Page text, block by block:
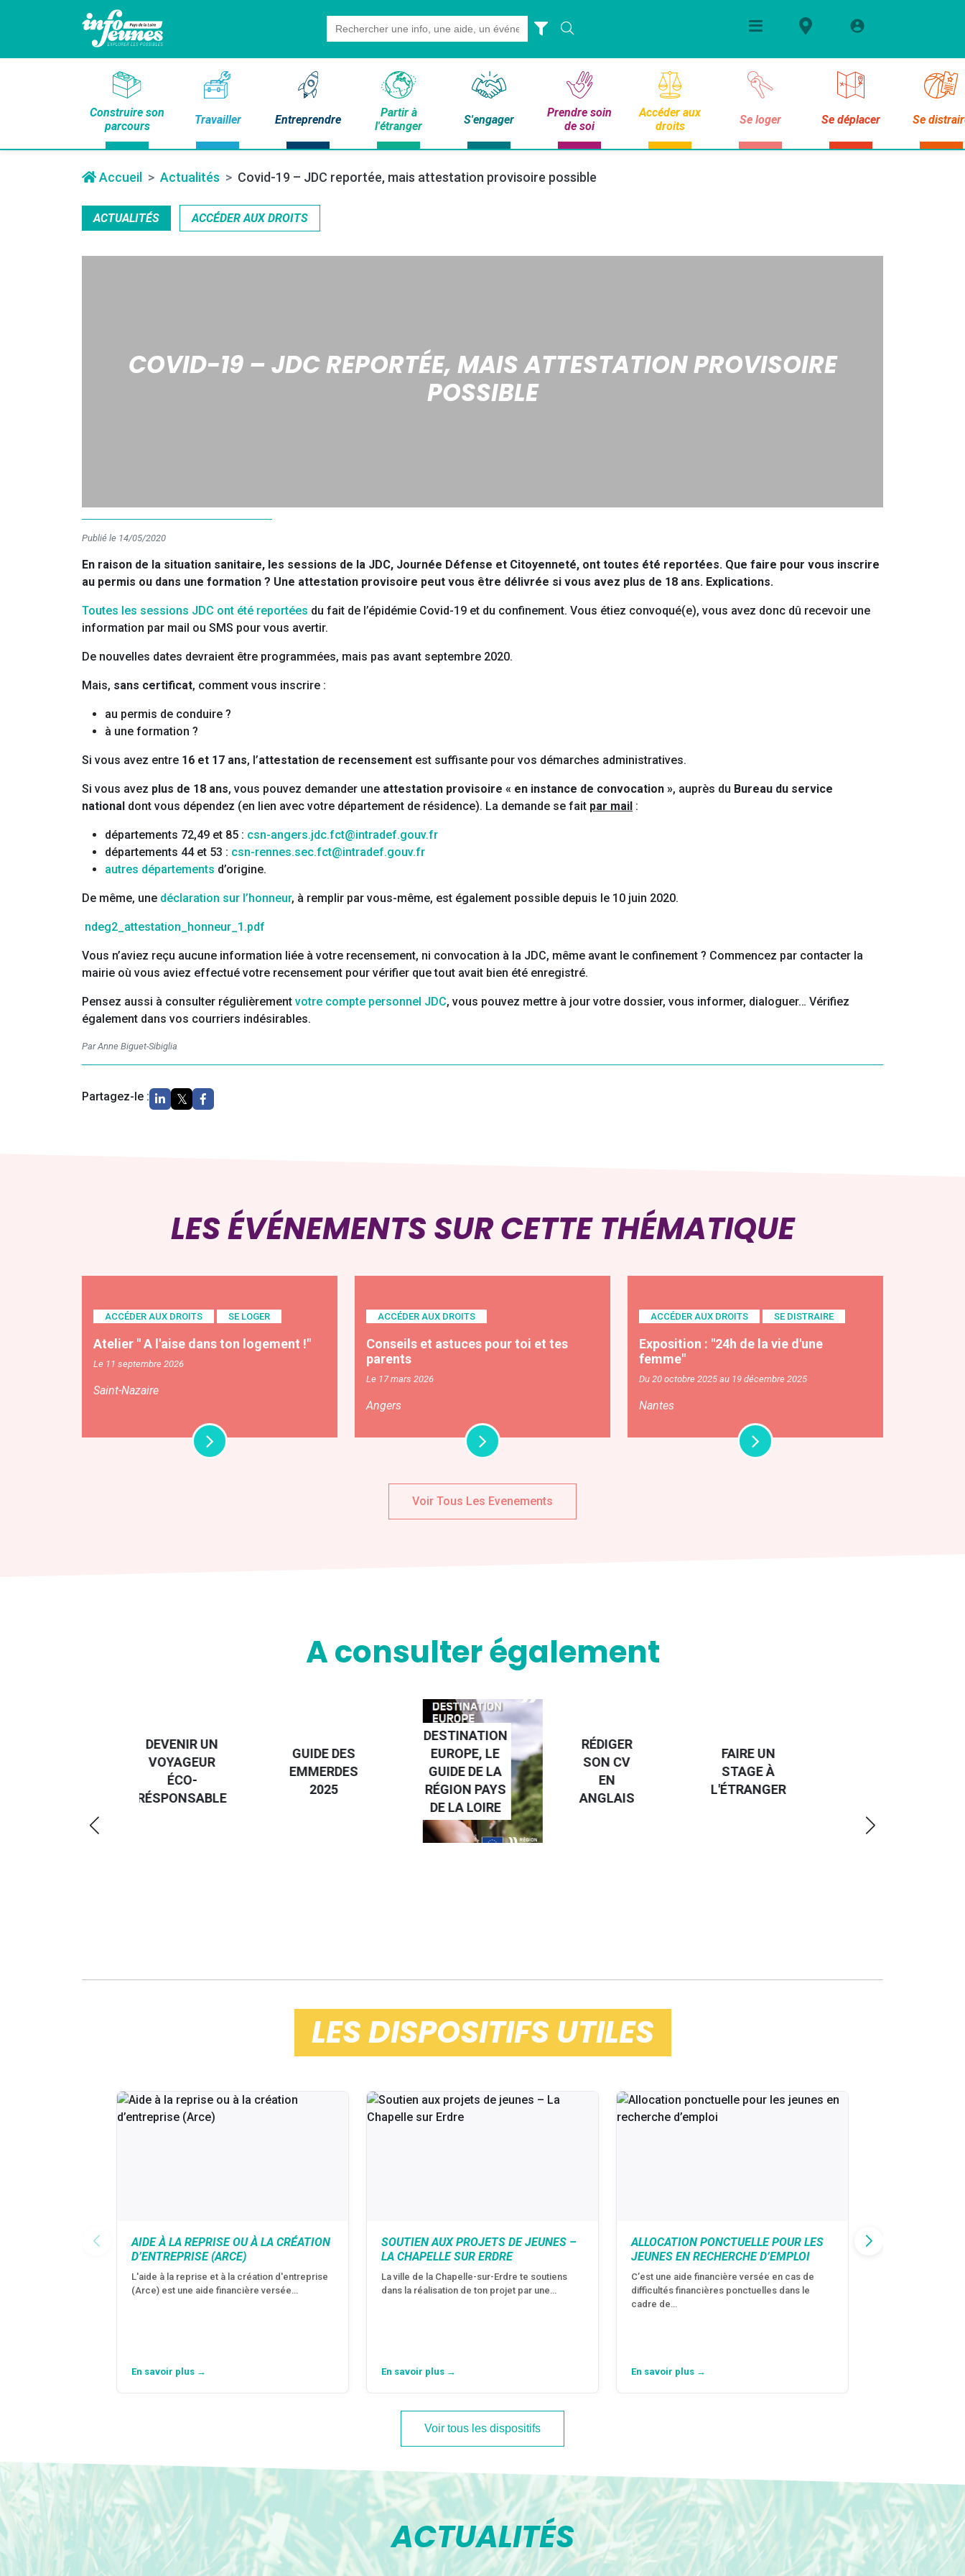
Search
for:
Construire son
parcours
Travailler Entreprendre
Partir à
l'étranger
S'engager
Prendre soin
de soi
Accéder aux
droits
Se loger Se déplacer Se
Accueil Actualités Covid-19 – JDC reportée, mais attestation provisoire possible
ACTUALITÉS ACCÉDER AUX DROITS
COVID-19 – JDC REPORTÉE, MAIS ATTESTATION PROVISOIRE
POSSIBLE
Publié le 14/05/2020
En raison de la situation sanitaire, les sessions de la JDC, Journée Défense et Citoyenneté, ont toutes été reportées. Que faire pour vous inscrire
au permis ou dans une formation ? Une attestation provisoire peut vous être délivrée si vous avez plus de 18 ans. Explications.
Toutes les sessions JDC ont été reportées du fait de l’épidémie Covid-19 et du confinement. Vous étiez convoqué(e), vous avez donc dû recevoir une
information par mail ou SMS pour vous avertir.
De nouvelles dates devraient être programmées, mais pas avant septembre 2020.
Mais, sans certificat, comment vous inscrire :
au permis de conduire ?
à une formation ?
Si vous avez entre 16 et 17 ans, l’attestation de recensement est suffisante pour vos démarches administratives.
Si vous avez plus de 18 ans, vous pouvez demander une attestation provisoire « en instance de convocation », auprès du Bureau du service
national dont vous dépendez (en lien avec votre département de résidence). La demande se fait par mail :
départements 72,49 et 85 : csn-angers.jdc.fct@intradef.gouv.fr
départements 44 et 53 : csn-rennes.sec.fct@intradef.gouv.fr
autres départements d’origine.
De même, une déclaration sur l’honneur, à remplir par vous-même, est également possible depuis le 10 juin 2020.
ndeg2_attestation_honneur_1.pdf
Vous n’aviez reçu aucune information liée à votre recensement, ni convocation à la JDC, même avant le confinement ? Commencez par contacter la
mairie où vous aviez effectué votre recensement pour vérifier que tout avait bien été enregistré.
Pensez aussi à consulter régulièrement votre compte personnel JDC, vous pouvez mettre à jour votre dossier, vous informer, dialoguer… Vérifiez
également dans vos courriers indésirables.
Par Anne Biguet-Sibiglia
Partagez-le :
LES ÉVÉNEMENTS SUR CETTE THÉMATIQUE
ACCÉDER AUX DROITS SE LOGER
Atelier " A l'aise dans ton logement !"
Le 11 septembre 2026
Saint-Nazaire
ACCÉDER AUX DROITS
Conseils et astuces pour toi et tes
parents
Le 17 mars 2026
Angers
ACCÉDER AUX DROITS SE DISTRAIRE
Exposition : "24h de la vie d'une
femme"
Du 20 octobre 2025 au 19 décembre 2025
Nantes
Voir Tous Les Evenements
A consulter également
GUIDE DES
EMMERDES
2025
EUROPE, LE
GUIDE DE LA
RÉGION PAYS
RÉDIGER
SON CV
EN
ANGLAIS
FAIRE UN
STAGE À
L'ÉTRANGER
TROUVER
UN JOB À
L'ÉTRANGER
LES DISPOSITIFS UTILES
AIDE À LA REPRISE OU À LA CRÉATION
D’ENTREPRISE (ARCE)
L'aide à la reprise et à la création d'entreprise
(Arce) est une aide financière versée…
En savoir plus →
SOUTIEN AUX PROJETS DE JEUNES –
LA CHAPELLE SUR ERDRE
La ville de la Chapelle-sur-Erdre te soutiens
dans la réalisation de ton projet par une…
En savoir plus →
ALLOCATION PONCTUELLE POUR LES
JEUNES EN RECHERCHE D’EMPLOI
C’est une aide financière versée en cas de
difficultés financières ponctuelles dans le
cadre de…
En savoir plus →
Voir tous les dispositifs
ACTUALITÉS